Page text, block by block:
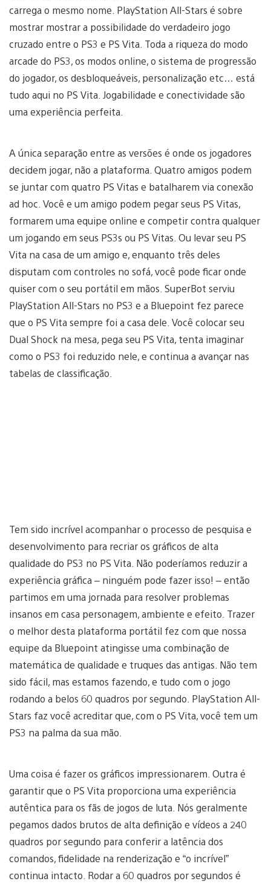
carrega o mesmo nome. PlayStation All-Stars é sobre
mostrar mostrar a possibilidade do verdadeiro jogo
cruzado entre o PS3 e PS Vita. Toda a riqueza do modo
arcade do PS3, os modos online, o sistema de progressão
do jogador, os desbloqueáveis, personalização etc… está
tudo aqui no PS Vita. Jogabilidade e conectividade são
uma experiência perfeita.
A única separação entre as versões é onde os jogadores
decidem jogar, não a plataforma. Quatro amigos podem
se juntar com quatro PS Vitas e batalharem via conexão
ad hoc. Você e um amigo podem pegar seus PS Vitas,
formarem uma equipe online e competir contra qualquer
um jogando em seus PS3s ou PS Vitas. Ou levar seu PS
Vita na casa de um amigo e, enquanto três deles
disputam com controles no sofá, você pode ficar onde
quiser com o seu portátil em mãos. SuperBot serviu
PlayStation All-Stars no PS3 e a Bluepoint fez parece
que o PS Vita sempre foi a casa dele. Você colocar seu
Dual Shock na mesa, pega seu PS Vita, tenta imaginar
como o PS3 foi reduzido nele, e continua a avançar nas
tabelas de classificação.
Tem sido incrível acompanhar o processo de pesquisa e
desenvolvimento para recriar os gráficos de alta
qualidade do PS3 no PS Vita. Não poderíamos reduzir a
experiência gráfica – ninguém pode fazer isso! – então
partimos em uma jornada para resolver problemas
insanos em casa personagem, ambiente e efeito. Trazer
o melhor desta plataforma portátil fez com que nossa
equipe da Bluepoint atingisse uma combinação de
matemática de qualidade e truques das antigas. Não tem
sido fácil, mas estamos fazendo, e tudo com o jogo
rodando a belos 60 quadros por segundo. PlayStation All-
Stars faz você acreditar que, com o PS Vita, você tem um
PS3 na palma da sua mão.
Uma coisa é fazer os gráficos impressionarem. Outra é
garantir que o PS Vita proporciona uma experiência
autêntica para os fãs de jogos de luta. Nós geralmente
pegamos dados brutos de alta definição e vídeos a 240
quadros por segundo para conferir a latência dos
comandos, fidelidade na renderização e “o incrível”
continua intacto. Rodar a 60 quadros por segundos é